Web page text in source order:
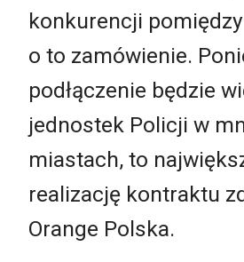
konkurencji
o to zamówienie.
podłączenie będzie
jednostek Policji w
miastach, to
realizację kontraktu
Orange Polska.